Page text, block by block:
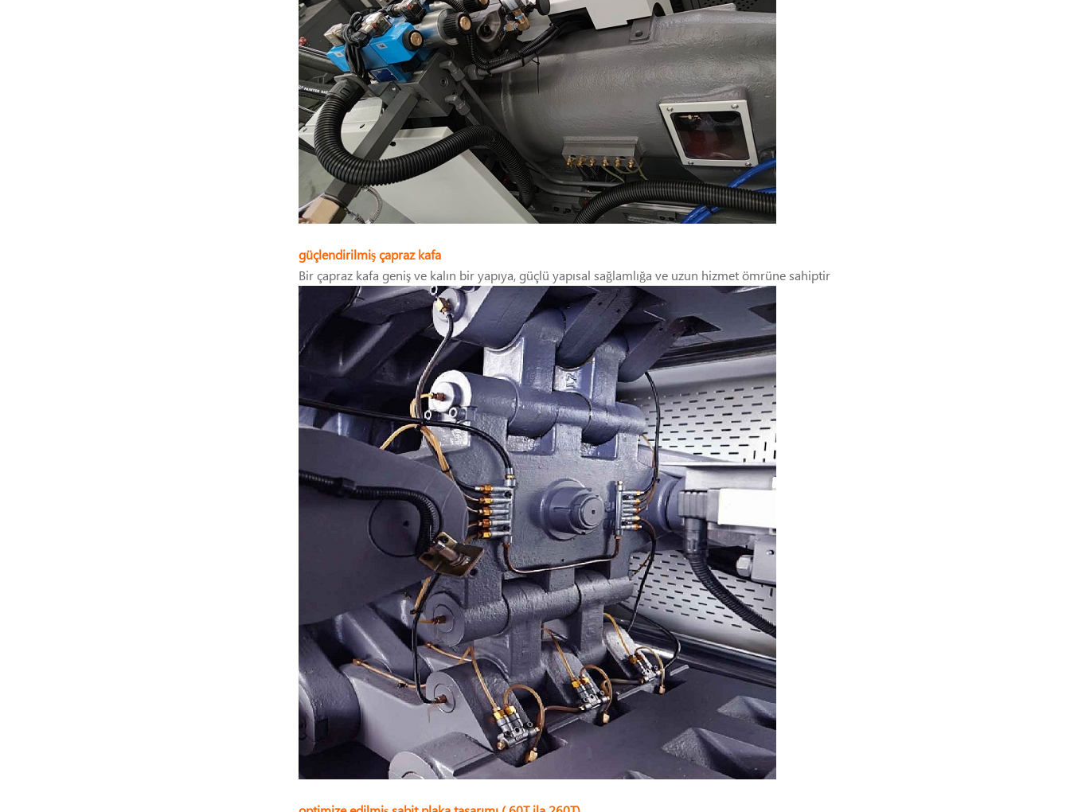
güçlendirilmiş çapraz kafa
Bir çapraz kafa geniş ve kalın bir yapıya, güçlü yapısal sağlamlığa ve uzun hizmet ömrüne sahiptir